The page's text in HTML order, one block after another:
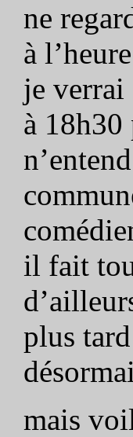
ne
à l’heure
je verrai
à 18h30
il fait
plus
mais